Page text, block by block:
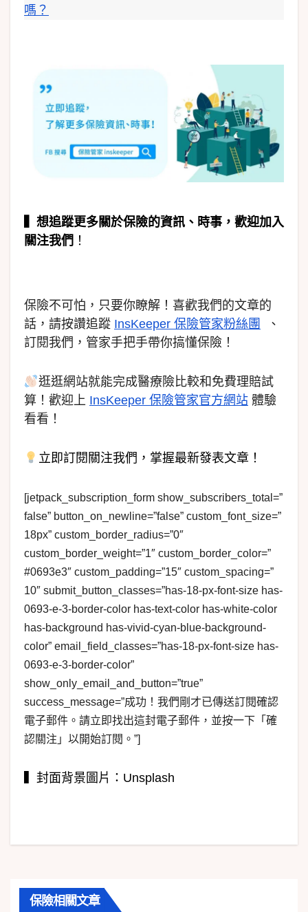
嗎？
想追蹤更多關於保險的資訊、時事，歡迎加入
關注我們 ！
保險不可怕，只要你瞭解！喜歡我們的文章的
話，請按讚追蹤 InsKeeper 保險管家粉絲團
、
訂閱我們，管家手把手帶你搞懂保險！
逛逛網站就能完成醫療險比較和免費理賠試
算！歡迎上 InsKeeper 保險管家官方網站 體驗
看看！
立即訂閱關注我們，掌握最新發表文章！
[jetpack_subscription_form show_subscribers_total=”
false” button_on_newline=”false” custom_font_size=”
18px” custom_border_radius=”0″
custom_border_weight=”1″ custom_border_color=”
#0693e3″ custom_padding=”15″ custom_spacing=”
10″ submit_button_classes=”has-18-px-font-size has-
0693-e-3-border-color has-text-color has-white-color
has-background has-vivid-cyan-blue-background-
color” email_field_classes=”has-18-px-font-size has-
0693-e-3-border-color”
show_only_email_and_button=”true”
success_message=”成功！我們剛才已傳送訂閱確認
電子郵件。請立即找出這封電子郵件，並按一下「確
認關注」以開始訂閱。”]
▍封面背景圖片：Unsplash
保險相關文章